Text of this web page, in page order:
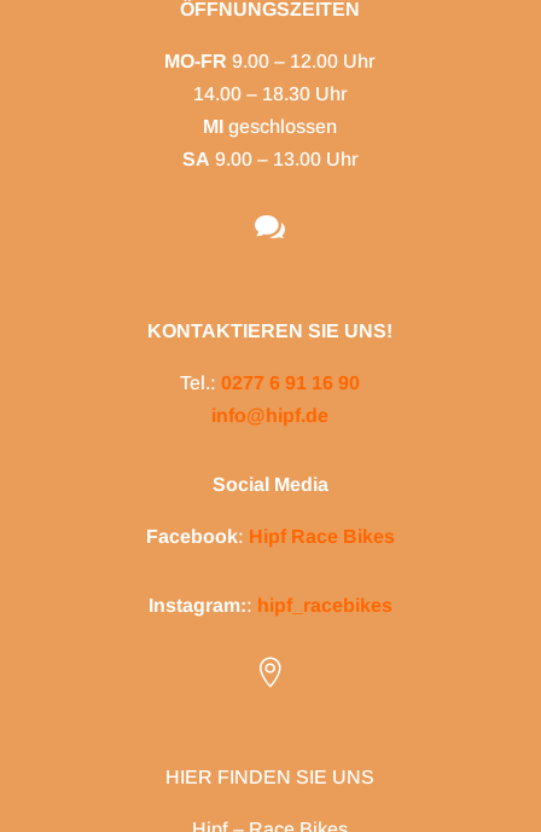
ÖFFNUNGSZEITEN
MO-FR 9.00 – 12.00 Uhr
14.00 – 18.30 Uhr
MIgeschlossen
SA 9.00 – 13.00 Uhr

KONTAKTIEREN SIE UNS!
Tel.:0277 6 91 16 90
info@hipf.de
Social Media
Facebook: Hipf Race Bikes
Instagram:: hipf_racebikes

HIER FINDEN SIE UNS